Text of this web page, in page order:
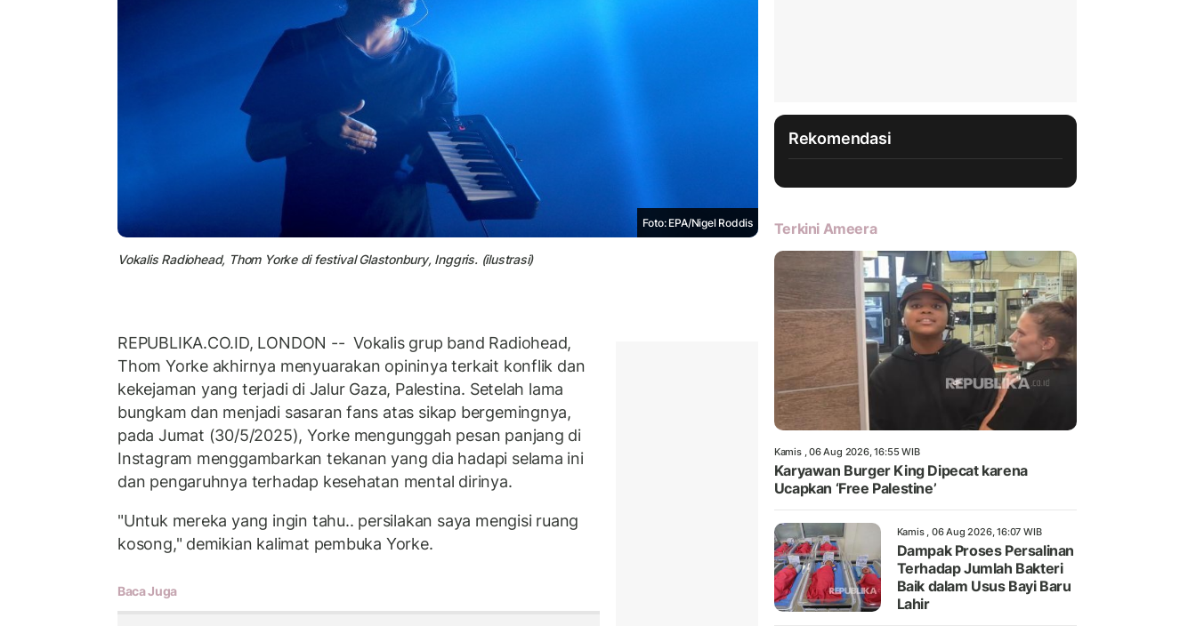
Foto: EPA/Nigel Roddis
Vokalis Radiohead, Thom Yorke di festival Glastonbury, Inggris. (ilustrasi)
REPUBLIKA.CO.ID, LONDON -- Vokalis grup band Radiohead,
Thom Yorke akhirnya menyuarakan opininya terkait konflik dan
kekejaman yang terjadi di Jalur Gaza, Palestina. Setelah lama
bungkam dan menjadi sasaran fans atas sikap bergemingnya,
pada Jumat (30/5/2025), Yorke mengunggah pesan panjang di
Instagram menggambarkan tekanan yang dia hadapi selama ini
dan pengaruhnya terhadap kesehatan mental dirinya.
"Untuk mereka yang ingin tahu.. persilakan saya mengisi ruang
kosong," demikian kalimat pembuka Yorke.
Baca Juga
Rekomendasi
Terkini Ameera
Kamis , 06 Aug 2026, 16:55 WIB
Karyawan Burger King Dipecat karena
Ucapkan ‘Free Palestine’
Kamis , 06 Aug 2026, 16:07 WIB
Dampak Proses Persalinan
Terhadap Jumlah Bakteri
Baik dalam Usus Bayi Baru
Lahir